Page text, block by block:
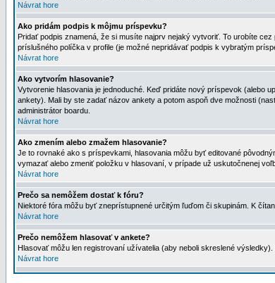
Návrat hore
Ako pridám podpis k môjmu príspevku?
Pridať podpis znamená, že si musíte najprv nejaký vytvoriť. To urobíte cez
príslušného políčka v profile (je možné nepridávať podpis k vybratým
Návrat hore
Ako vytvorím hlasovanie?
Vytvorenie hlasovania je jednoduché. Keď pridáte nový príspevok (alebo
ankety). Mali by ste zadať názov ankety a potom aspoň dve možnosti
administrátor boardu.
Návrat hore
Ako zmením alebo zmažem hlasovanie?
Je to rovnaké ako s príspevkami, hlasovania môžu byť editované
vymazať alebo zmeniť položku v hlasovaní, v prípade už uskutočnenej
Návrat hore
Prečo sa nemôžem dostať k fóru?
Niektoré fóra môžu byť zneprístupnené určitým ľuďom či skupinám. K
Návrat hore
Prečo nemôžem hlasovať v ankete?
Hlasovať môžu len registrovaní užívatelia (aby neboli skreslené
Návrat hore